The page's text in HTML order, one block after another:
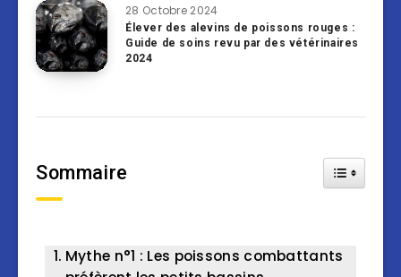
28 Octobre 2024
Élever des alevins de poissons rouges :
Guide de soins revu par des vétérinaires
2024
Sommaire Toggle
Mythe n°1 : Les poissons combattants